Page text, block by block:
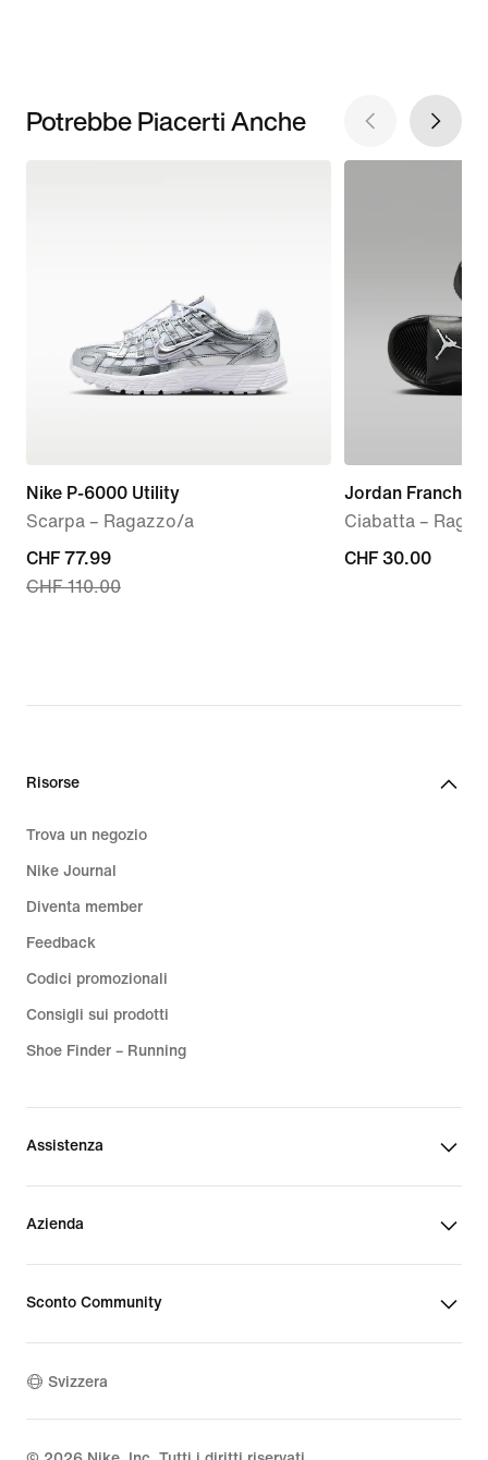
Potrebbe Piacerti Anche
Nike P-6000 Utility
Scarpa – Ragazzo/a
current
price
price
CHF 77.99
CHF 110.00
Jordan Franchise
Ciabatta –
CHF
CHF 30.00
Risorse
Trova un negozio
Nike Journal
Diventa member
Feedback
Codici promozionali
Consigli sui prodotti
Shoe Finder – Running
Assistenza
Azienda
Sconto Community
Svizzera